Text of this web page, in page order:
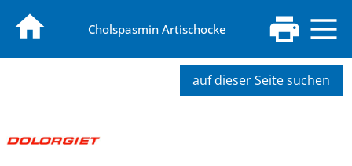
Cholspasmin Artischocke
auf dieser Seite suchen